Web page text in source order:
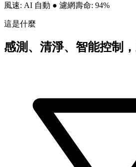
風速: AI 自動 ● 濾網壽命: 94%
這是什麼
感測、清淨、智能控制